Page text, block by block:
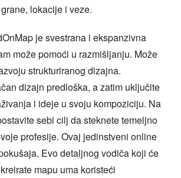
lokacije i veze.
je svestrana i ekspanzivna
može pomoći u razmišljanju. Može
strukturiranog dizajna.
dizajn predloška, a zatim uključite
i ideje u svoju kompoziciju. Na
sebi cilj da steknete temeljno
profesije. Ovaj jedinstveni online
Evo detaljnog vodiča koji će
mapu uma koristeći